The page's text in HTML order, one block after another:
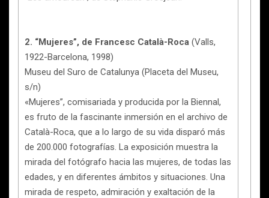
2. “Mujeres”, de Francesc Català-Roca (Valls,
1922-Barcelona, 1998)
Museu del Suro de Catalunya (Placeta del Museu,
s/n)
«Mujeres”, comisariada y producida por la Biennal,
es fruto de la fascinante inmersión en el archivo de
Català-Roca, que a lo largo de su vida disparó más
de 200.000 fotografías. La exposición muestra la
mirada del fotógrafo hacia las mujeres, de todas las
edades, y en diferentes ámbitos y situaciones. Una
mirada de respeto, admiración y exaltación de la